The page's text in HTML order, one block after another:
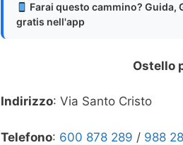
Farai questo cammino? Guida,
gratis nell'app
Ostello
Indirizzo: Via Santo Cristo
Telefono: 600 878 289 / 988